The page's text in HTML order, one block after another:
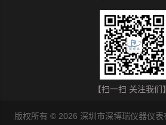
【扫一扫 关注我们】
版权所有 © 2026 深圳市深博瑞仪器仪